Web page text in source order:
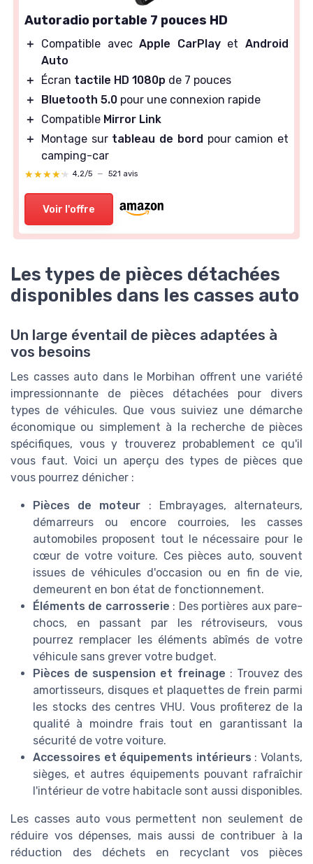
Autoradio portable 7 pouces HD
＋ Compatible avecApple CarPlayetAndroid
Auto
＋
Écran tactile HD 1080p de 7 pouces
＋
Bluetooth 5.0 pour une connexion rapide
＋
Compatible Mirror Link
＋
Montage sur tableau de bord pour camion et
camping-car
★★★★★
★★★★★ 4,2/5 — 521 avis
Voir l'offre
Les types de pièces détachées
disponibles dans les casses auto
Un large éventail de pièces adaptées à
vos besoins
Les casses auto dans le Morbihan offrent une variété
impressionnante de pièces détachées pour divers
types de véhicules. Que vous suiviez une démarche
économique ou simplement à la recherche de pièces
spécifiques, vous y trouverez probablement ce qu'il
vous faut. Voici un aperçu des types de pièces que
vous pourrez dénicher :
Pièces de moteur : Embrayages, alternateurs,
démarreurs ou encore courroies, les casses
automobiles proposent tout le nécessaire pour le
cœur de votre voiture. Ces pièces auto, souvent
issues de véhicules d'occasion ou en fin de vie,
demeurent en bon état de fonctionnement.
Éléments de carrosserie : Des portières aux pare-
chocs, en passant par les rétroviseurs, vous
pourrez remplacer les éléments abîmés de votre
véhicule sans grever votre budget.
Pièces de suspension et freinage : Trouvez des
amortisseurs, disques et plaquettes de frein parmi
les stocks des centres VHU. Vous profiterez de la
qualité à moindre frais tout en garantissant la
sécurité de votre voiture.
Accessoires et équipements intérieurs : Volants,
sièges, et autres équipements pouvant rafraîchir
l'intérieur de votre habitacle sont aussi disponibles.
Les casses auto vous permettent non seulement de
réduire vos dépenses, mais aussi de contribuer à la
réduction des déchets en recyclant vos pièces